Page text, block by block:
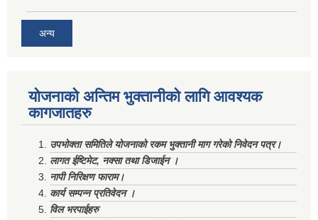
अन्य
योजनाको अन्तिम भुक्तानीको लागि आवश्यक
कागजातहरु
उपभोक्ता समितिले योजनाको रकम भुक्तानी माग गरेको निवेदन पत्र।
लागत ईष्टिमेट, नक्सा तथा डिजाईन ।
नापी निरिक्षण फाराम।
कार्य सम्पन्न प्रतिवेदन ।
विल भरपाईहरु